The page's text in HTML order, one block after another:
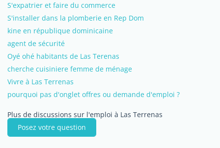
S'expatrier et faire du commerce
S'installer dans la plomberie en Rep Dom
kine en république dominicaine
agent de sécurité
Oyé ohé habitants de Las Terenas
cherche cuisiniere femme de ménage
Vivre à Las Terrenas
pourquoi pas d'onglet offres ou demande d'emploi ?
Plus de discussions sur l'emploi à Las Terrenas
Posez votre question